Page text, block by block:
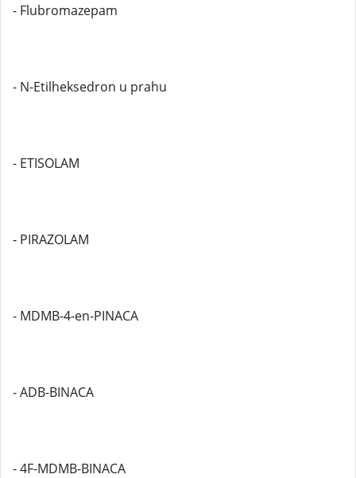
- Flubromazepam
- N-Etilheksedron u prahu
- ETISOLAM
- PIRAZOLAM
- MDMB-4-en-PINACA
- ADB-BINACA
- 4F-MDMB-BINACA